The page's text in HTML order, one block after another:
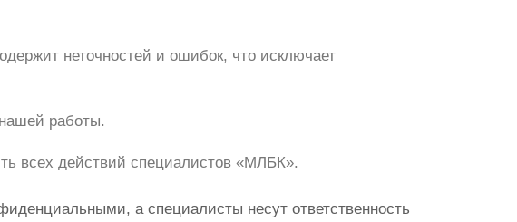
неточностей и ошибок, что исключает
работы.
всех действий специалистов «МЛБК».
а специалисты несут ответственность